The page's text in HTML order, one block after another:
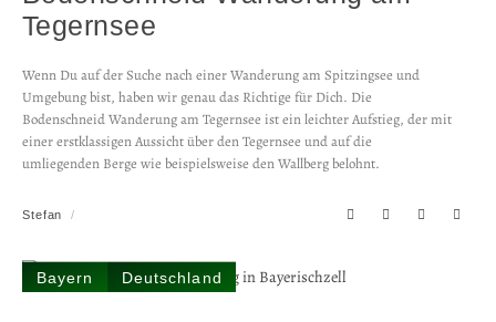
Tegernsee
Wenn Du auf der Suche nach einer Wanderung am Spitzingsee und
Umgebung bist, haben wir genau das Richtige für Dich. Die
Bodenschneid Wanderung am Tegernsee ist ein leichter Aufstieg, der mit
einer erstklassigen Aussicht über den Tegernsee und auf die
umliegenden Berge wie beispielsweise den Wallberg belohnt.
Stefan
Bayern Deutschland